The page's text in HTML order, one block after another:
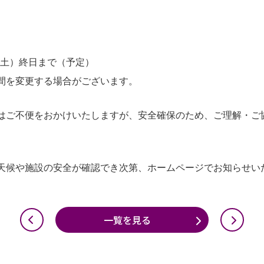
）終日まで（予定）
変更する場合がございます。
ご不便をおかけいたしますが、安全確保のため、ご理解・
候や施設の安全が確認でき次第、ホームページでお知らせい
一覧を見る